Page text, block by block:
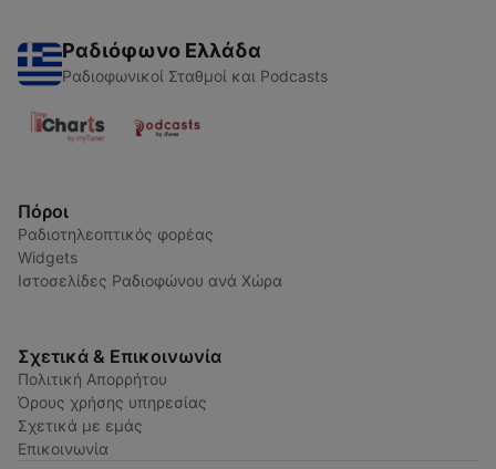
Ραδιόφωνο Ελλάδα
Ραδιοφωνικοί Σταθμοί και Podcasts
Πόροι
Ραδιοτηλεοπτικός φορέας
Widgets
Ιστοσελίδες Ραδιοφώνου ανά Χώρα
Σχετικά & Επικοινωνία
Πολιτική Απορρήτου
Όρους χρήσης υπηρεσίας
Σχετικά με εμάς
Επικοινωνία